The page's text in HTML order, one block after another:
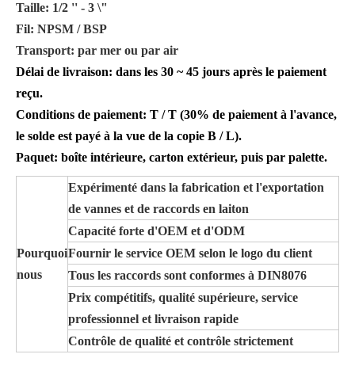
Taille: 1/2 '' - 3 \"
Fil: NPSM / BSP
Transport: par mer ou par air
Délai de livraison: dans les 30 ~ 45 jours après le paiement
reçu.
Conditions de paiement: T / T (30% de paiement à l'avance,
le solde est payé à la vue de la copie B / L).
Paquet: boîte intérieure, carton extérieur, puis par palette.
Pourquoi
nous
Expérimenté dans la fabrication et l'exportation
de vannes et de raccords en laiton
Capacité forte d'OEM et d'ODM
Fournir le service OEM selon le logo du client
Tous les raccords sont conformes à DIN8076
Prix ​​compétitifs, qualité supérieure, service
professionnel et livraison rapide
Contrôle de qualité et contrôle strictement